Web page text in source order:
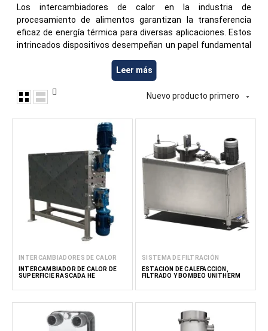
Los intercambiadores de calor en la industria de
procesamiento de alimentos garantizan la transferencia
eficaz de energía térmica para diversas aplicaciones. Estos
intrincados dispositivos desempeñan un papel fundamental
la eficiencia de la producción y preservar la calidad del
producto. En esta exploración integral, profundizamos en el
mundo de los intercambiadores de calor, descubriendo sus
procesamiento de alimentos.
El papel de los intercambiadores de calor
Los intercambiadores de calor sirven como intermediarios
en el intrincado proceso de transferencia de energía.
Facilitan el intercambio de calor entre dos medios, lo que
garantiza que el calor de un fluido de alta temperatura se
transfiera de manera eficiente a un fluido de temperatura
más baja, sin contacto directo entre los dos. Este principio
es fundamental en procesos como la pasteurización, la
alimentaria.
Los intercambiadores de calor funcionan según varios
Leer más
Nuevo producto primero 
INTERCAMBIADORES DE CALOR
INTERCAMBIADOR DE CALOR DE
SUPERFICIE RASCADA HE
SISTEMA DE FILTRACIÓN
ESTACIÓN DE CALEFACCIÓN,
FILTRADO Y BOMBEO UNITHERM